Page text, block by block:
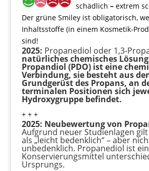
schädlich – extrem
Der grüne Smiley ist obligatorisch,
Inhaltsstoffe (in einem Kosmetik-
sind!
2025: Propanediol oder 1,3-
natürliches chemisches
Propandiol (PDO) ist eine
Verbindung, sie besteht aus
Grundgerüst des Propans, an
terminalen Positionen sich
Hydroxygruppe befindet.
+ + +
2025: Neubewertung von
Aufgrund neuer Studienlagen
als „leicht bedenklich“ – aber
unbedenklich. Propanediol ist
Konservierungsmittel
Ursprungs.